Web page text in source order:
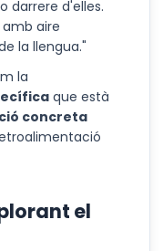
darrere d'elles.
aire
la llengua."
la
que està
concreta
el